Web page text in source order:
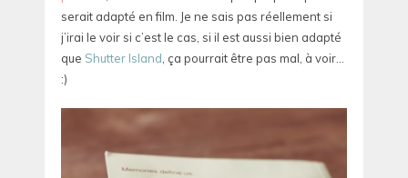
serait adapté en film. Je ne sais pas réellement si
j’irai le voir si c’est le cas, si il est aussi bien adapté
que Shutter Island , ça pourrait être pas mal, à voir…
:)